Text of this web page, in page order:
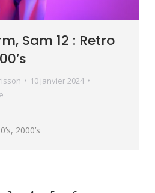
Sam 12 : Retro
10 janvier 2024
2000’s